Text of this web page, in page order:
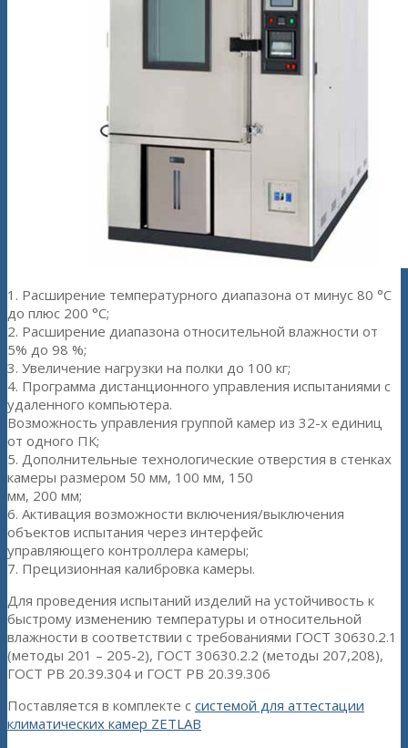
1. Расширение температурного диапазона от минус 80 °С
до плюс 200 °С;
2. Расширение диапазона относительной влажности от
5% до 98 %;
3. Увеличение нагрузки на полки до 100 кг;
4. Программа дистанционного управления испытаниями с
удаленного компьютера.
Возможность управления группой камер из 32-х единиц
от одного ПК;
5. Дополнительные технологические отверстия в стенках
камеры размером 50 мм, 100 мм, 150
мм, 200 мм;
6. Активация возможности включения/выключения
объектов испытания через интерфейс
управляющего контроллера камеры;
7. Прецизионная калибровка камеры.
Для проведения испытаний изделий на устойчивость к
быстрому изменению температуры и относительной
влажности в соответствии с требованиями ГОСТ 30630.2.1
(методы 201 – 205-2), ГОСТ 30630.2.2 (методы 207,208),
ГОСТ РВ 20.39.304 и ГОСТ РВ 20.39.306
Поставляется в комплекте с системой для аттестации
климатических камер ZETLAB